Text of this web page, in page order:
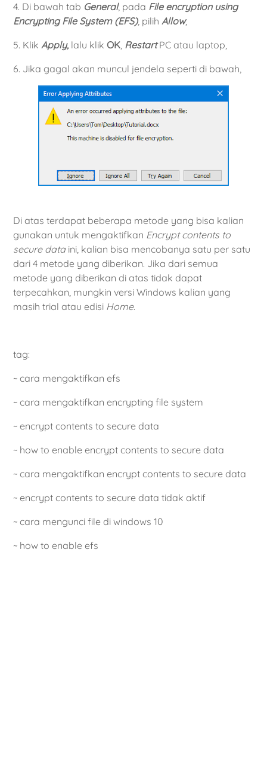
4. Di bawah tab General, pada File encryption using
Encrypting File System (EFS), pilih Allow,
5. Klik Apply, lalu klik OK RestartPC atau laptop,
6. Jika gagal akan muncul jendela seperti di bawah,
Di atas terdapat beberapa metode yang bisa kalian
gunakan untuk mengaktifkan Encrypt contents to
secure dataini, kalian bisa mencobanya satu per satu
dari 4 metode yang diberikan. Jika dari semua
metode yang diberikan di atas tidak dapat
terpecahkan, mungkin versi Windows kalian yang
masih trial atau edisi Home.
tag:
~ cara mengaktifkan efs
~ cara mengaktifkan encrypting file system
~ encrypt contents to secure data
~ how to enable encrypt contents to secure data
~ cara mengaktifkan encrypt contents to secure data
~ encrypt contents to secure data tidak aktif
~ cara mengunci file di windows 10
~ how to enable efs